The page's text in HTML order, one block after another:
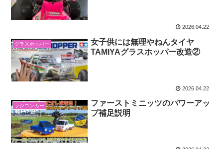
2026.04.22
グラスホッパー
女子供には無理やねんタイヤ
TAMIYAグラスホッパー改造②
2026.04.22
ラジコンカー
ファーストミニッツのパワーアッ
プ補足説明